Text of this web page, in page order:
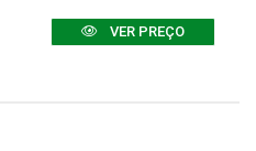
VER PREÇO